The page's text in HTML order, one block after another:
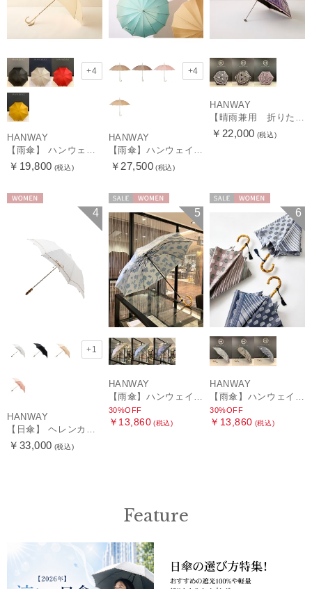
+4
HANWAY
【雨傘】 ハンウェイ （HANWAY） Couturier クチュリエ 長傘 日本製
￥19,800 (税込)
+4
HANWAY
【雨傘】ハンウェイ （HANWAY ）真田耳（サナダミミ）長傘 日本製 カーボン骨
￥27,500 (税込)
HANWAY
【晴雨兼用 折りたたみ日傘】ハンウェイ（ＨＡＮＷＡＹ）Vestido de frida（べスティード・デ・フリーダ）
￥22,000 (税込)
4
+1
HANWAY
￥33,000 (税込)
5
HANWAY
30%OFF
￥13,860 (税込)
6
HANWAY
30%OFF
￥13,860 (税込)
Feature